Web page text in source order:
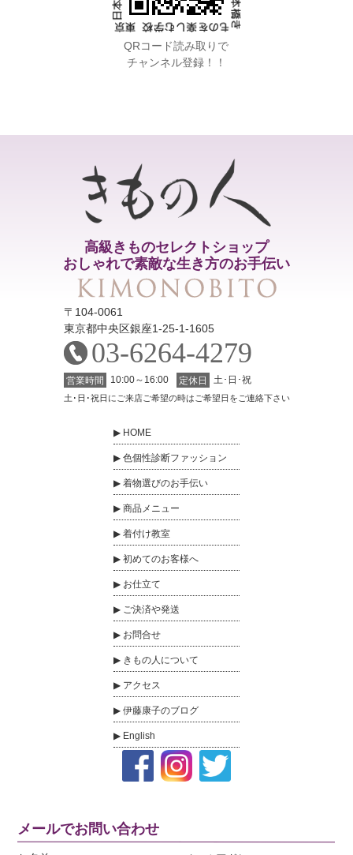
QRコード読み取りで
チャンネル登録！！
高級きものセレクトショップ
おしゃれで素敵な生き方のお手伝い
〒104-0061
東京都中央区銀座1-25-1-1605
03-6264-4279
営業時間 10:00～16:00 定休日 土･日･祝
土･日･祝日にご来店ご希望の時はご希望日をご連絡下さい
HOME
色個性診断ファッション
着物選びのお手伝い
商品メニュー
着付け教室
初めてのお客様へ
お仕立て
ご決済や発送
お問合せ
きもの人について
アクセス
伊藤康子のブログ
English
メールでお問い合わせ